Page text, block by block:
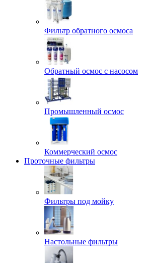
Фильтр обратного осмоса
Обратный осмос с насосом
Промышленный осмос
Коммерческий осмос
Проточные фильтры
Фильтры под мойку
Настольные фильтры